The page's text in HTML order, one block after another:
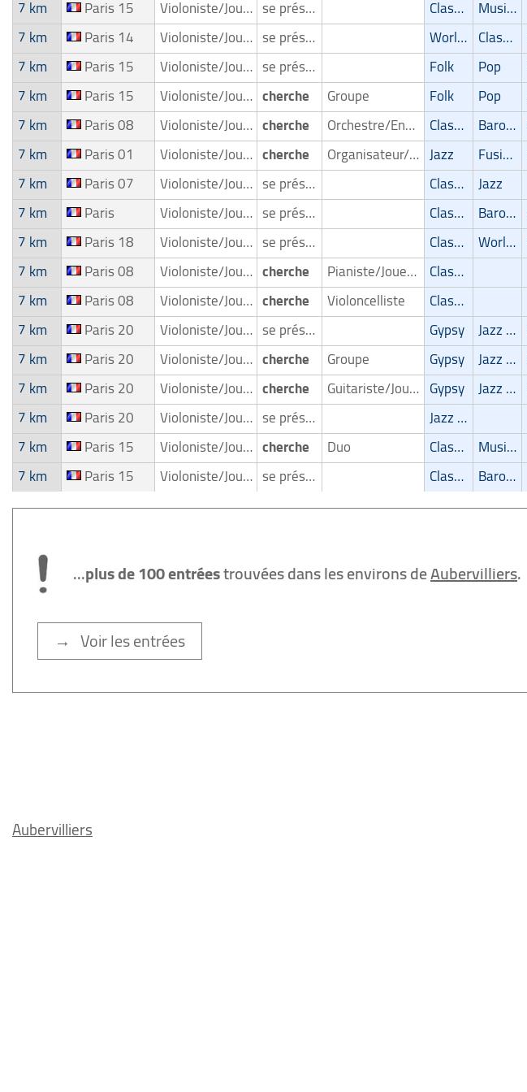
7 km Paris 15 Violoniste/Joueur de violon se présente Classic Musique de film
7 km Paris 14 Violoniste/Joueur de violon se présente World Music Classic
7 km Paris 15 Violoniste/Joueur de violon se présente Folk Pop
7 km Paris 15 Violoniste/Joueur de violon cherche Groupe Folk Pop
7 km Paris 08 Violoniste/Joueur de violon cherche Orchestre/Ensemble Classic Baroque
7 km Paris 01 Violoniste/Joueur de violon cherche Organisateur/ Possibilité d'entrée en scène Jazz Fusion
7 km Paris 07 Violoniste/Joueur de violon se présente Classic Jazz
7 km Paris Violoniste/Joueur de violon se présente Classic Baroque
7 km Paris 18 Violoniste/Joueur de violon se présente Classic World Music
7 km Paris 08 Violoniste/Joueur de violon cherche Pianiste/Joueur de piano Classic
7 km Paris 08 Violoniste/Joueur de violon cherche Violoncelliste Classic
7 km Paris 20 Violoniste/Joueur de violon se présente Gypsy Jazz Manouche
7 km Paris 20 Violoniste/Joueur de violon cherche Groupe Gypsy Jazz Manouche
7 km Paris 20 Violoniste/Joueur de violon cherche Guitariste/Joueur de guitare Gypsy Jazz Manouche
7 km Paris 20 Violoniste/Joueur de violon se présente Jazz Manouche
7 km Paris 15 Violoniste/Joueur de violon cherche Duo Classic Musique de film
7 km Paris 15 Violoniste/Joueur de violon se présente Classic Baroque
...plus de 100 entréestrouvées dans les environs deAubervilliers.
→ Voir les entrées
Aubervilliers